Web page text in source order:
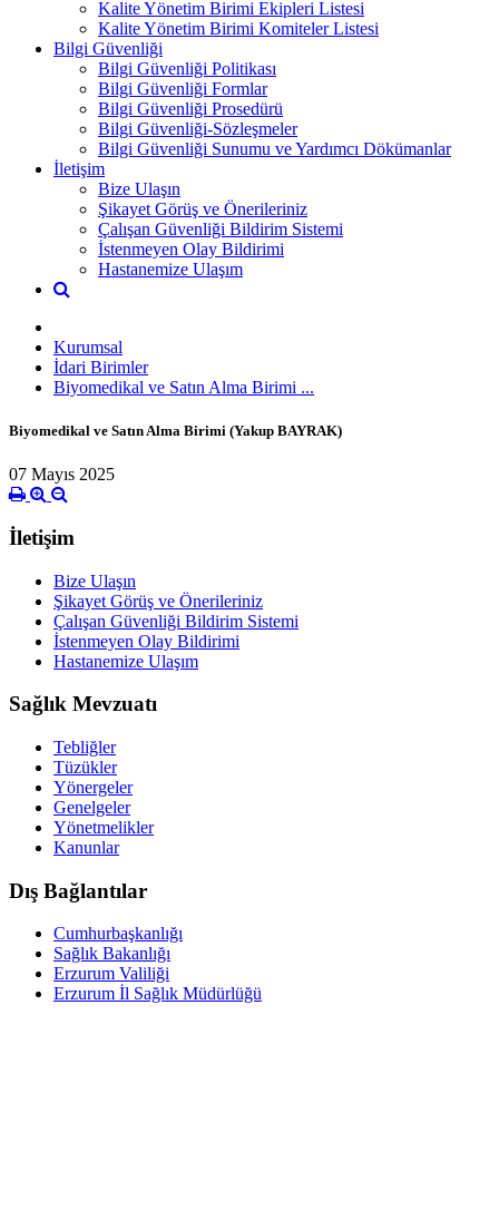
Kalite Yönetim Birimi Ekipleri Listesi
Kalite Yönetim Birimi Komiteler Listesi
Bilgi Güvenliği
Bilgi Güvenliği Politikası
Bilgi Güvenliği Formlar
Bilgi Güvenliği Prosedürü
Bilgi Güvenliği-Sözleşmeler
Bilgi Güvenliği Sunumu ve Yardımcı Dökümanlar
İletişim
Bize Ulaşın
Şikayet Görüş ve Önerileriniz
Çalışan Güvenliği Bildirim Sistemi
İstenmeyen Olay Bildirimi
Hastanemize Ulaşım
Kurumsal
İdari Birimler
Biyomedikal ve Satın Alma Birimi ...
Biyomedikal ve Satın Alma Birimi (Yakup BAYRAK)
07 Mayıs 2025
İletişim
Bize Ulaşın
Şikayet Görüş ve Önerileriniz
Çalışan Güvenliği Bildirim Sistemi
İstenmeyen Olay Bildirimi
Hastanemize Ulaşım
Sağlık Mevzuatı
Tebliğler
Tüzükler
Yönergeler
Genelgeler
Yönetmelikler
Kanunlar
Dış Bağlantılar
Cumhurbaşkanlığı
Sağlık Bakanlığı
Erzurum Valiliği
Erzurum İl Sağlık Müdürlüğü